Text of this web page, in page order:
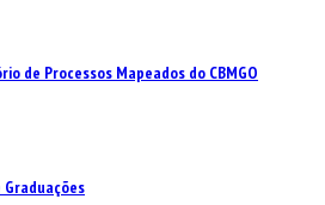
de Processos Mapeados do CBMGO
Graduações